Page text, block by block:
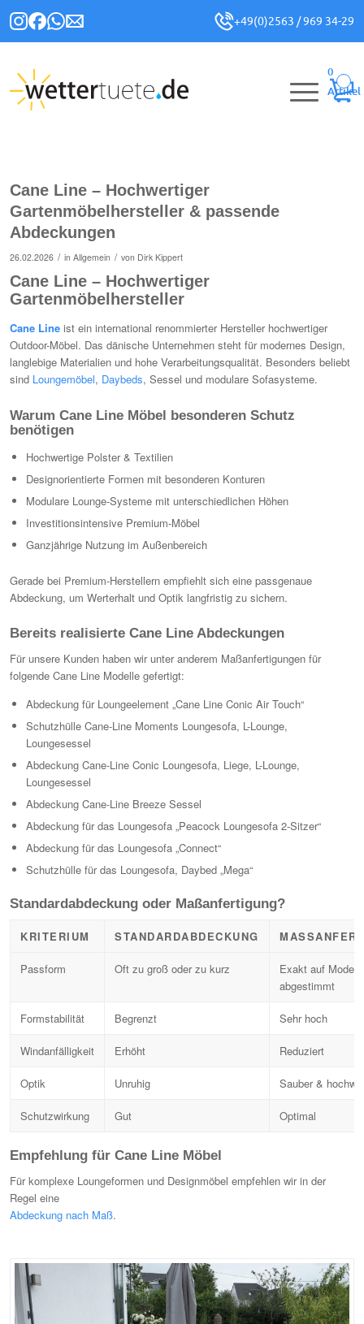
+49(0)2563 / 969 34-29
0
Artikel
Cane Line – Hochwertiger
Gartenmöbelhersteller & passende
Abdeckungen
26.02.2026 / in Allgemein / von Dirk Kippert
Cane Line – Hochwertiger
Gartenmöbelhersteller
Cane Line ist ein international renommierter Hersteller hochwertiger
Outdoor-Möbel. Das dänische Unternehmen steht für modernes Design,
langlebige Materialien und hohe Verarbeitungsqualität. Besonders beliebt
sind Loungemöbel, Daybeds, Sessel und modulare Sofasysteme.
Warum Cane Line Möbel besonderen Schutz
benötigen
Hochwertige Polster & Textilien
Designorientierte Formen mit besonderen Konturen
Modulare Lounge-Systeme mit unterschiedlichen Höhen
Investitionsintensive Premium-Möbel
Ganzjährige Nutzung im Außenbereich
Gerade bei Premium-Herstellern empfiehlt sich eine passgenaue
Abdeckung, um Werterhalt und Optik langfristig zu sichern.
Bereits realisierte Cane Line Abdeckungen
Für unsere Kunden haben wir unter anderem Maßanfertigungen für
folgende Cane Line Modelle gefertigt:
Abdeckung für Loungeelement „Cane Line Conic Air Touch“
Schutzhülle Cane-Line Moments Loungesofa, L-Lounge,
Loungesessel
Abdeckung Cane-Line Conic Loungesofa, Liege, L-Lounge,
Loungesessel
Abdeckung Cane-Line Breeze Sessel
Abdeckung für das Loungesofa „Peacock Loungesofa 2-Sitzer“
Abdeckung für das Loungesofa „Connect“
Schutzhülle für das Loungesofa, Daybed „Mega“
Standardabdeckung oder Maßanfertigung?
KRITERIUM STANDARDABDECKUNG
Passform Oft zu groß oder zu kurz
Exakt auf Modell
abgestimmt
Formstabilität Begrenzt Sehr hoch
Windanfälligkeit Erhöht Reduziert
Optik Unruhig Sauber &
Schutzwirkung Gut Optimal
Empfehlung für Cane Line Möbel
Für komplexe Loungeformen und Designmöbel empfehlen wir in der
Regel eine
Abdeckung nach Maß.